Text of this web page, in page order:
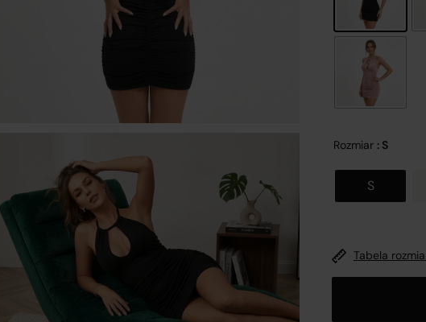
Rozmiar : S
S
Tabela
Informacje o platformie handlowej
W wykonaniu obowiązków wynikających z
art. 12a ustawy z dnia
30 maja 2014 r. o prawach konsumenta (Dz.U. 2014 poz. 827, z
późn. zm.)
oraz mając na uwadze konieczność zachowania
transparentności względem konsumentów dokonujących
czynności cywilnoprawnych w postaci zawierania umów